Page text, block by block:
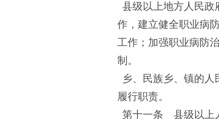
县级以上地方人民政
作，建立健全职业病
工作；加强职业病防
制。
乡、民族乡、镇的
履行职责。
第十一条 县级以上